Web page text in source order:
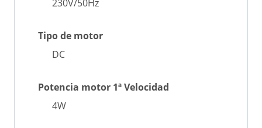
230V/50Hz
Tipo de motor
DC
Potencia motor 1ª Velocidad
4W